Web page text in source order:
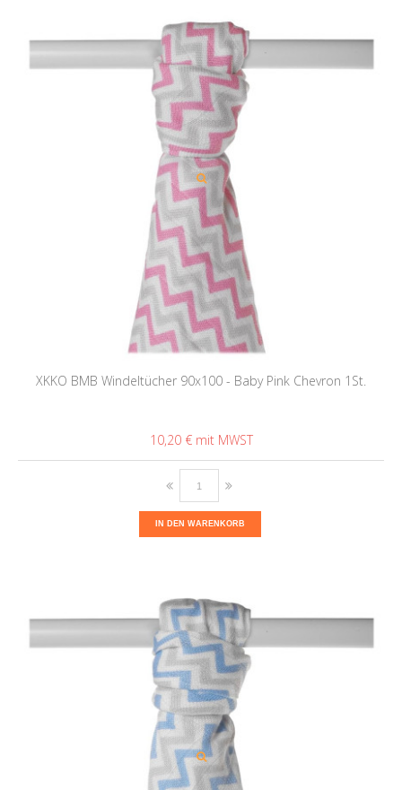
XKKO BMB Windeltücher 90x100 - Baby Pink Chevron 1St.
10,20 €
IN DEN WARENKORB